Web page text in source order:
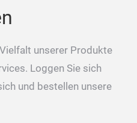
unserer Produkte
Loggen Sie sich
und bestellen unsere